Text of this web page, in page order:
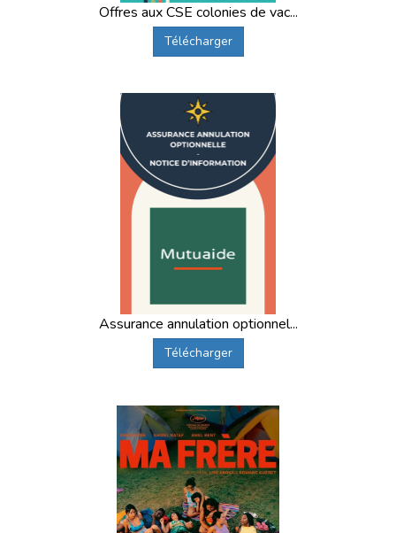
Offres aux CSE colonies de vac...
Télécharger
Assurance annulation optionnel...
Télécharger